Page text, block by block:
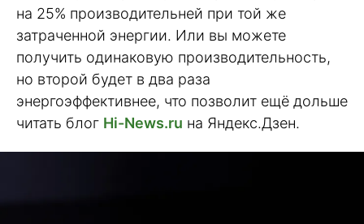
на 25% производительней при той же
затраченной энергии. Или вы можете
получить одинаковую производительность,
но второй будет в два раза
энергоэффективнее, что позволит ещё дольше
читать блог Hi-News.ru на Яндекс.Дзен.